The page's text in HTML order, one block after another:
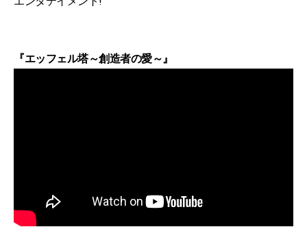
『エッフェル塔～創造者の愛～』